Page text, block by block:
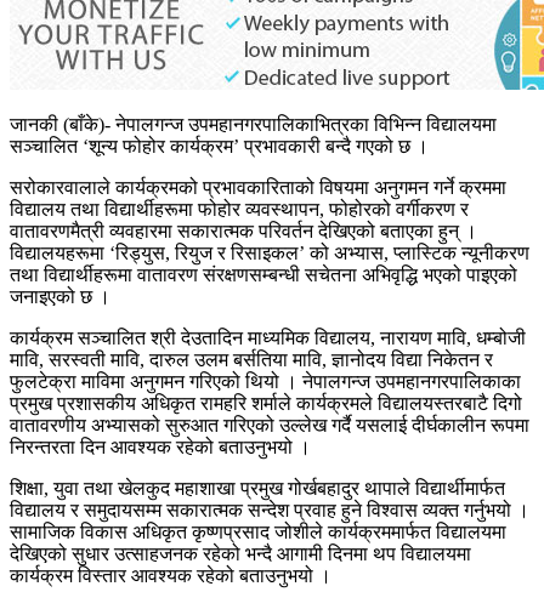
जानकी (बाँके)- नेपालगन्ज उपमहानगरपालिकाभित्रका विभिन्न विद्यालयमा
सञ्चालित ‘शून्य फोहोर कार्यक्रम’ प्रभावकारी बन्दै गएको छ ।
सरोकारवालाले कार्यक्रमको प्रभावकारिताको विषयमा अनुगमन गर्ने क्रममा
विद्यालय तथा विद्यार्थीहरूमा फोहोर व्यवस्थापन, फोहोरको वर्गीकरण र
वातावरणमैत्री व्यवहारमा सकारात्मक परिवर्तन देखिएको बताएका हुन् ।
विद्यालयहरूमा ‘रिड्युस, रियुज र रिसाइकल’ को अभ्यास, प्लास्टिक न्यूनीकरण
तथा विद्यार्थीहरूमा वातावरण संरक्षणसम्बन्धी सचेतना अभिवृद्धि भएको पाइएको
जनाइएको छ ।
कार्यक्रम सञ्चालित श्री देउतादिन माध्यमिक विद्यालय, नारायण मावि, धम्बोजी
मावि, सरस्वती मावि, दारुल उलम बर्सतिया मावि, ज्ञानोदय विद्या निकेतन र
फुलटेक्रा माविमा अनुगमन गरिएको थियो । नेपालगन्ज उपमहानगरपालिकाका
प्रमुख प्रशासकीय अधिकृत रामहरि शर्माले कार्यक्रमले विद्यालयस्तरबाटै दिगो
वातावरणीय अभ्यासको सुरुआत गरिएको उल्लेख गर्दै यसलाई दीर्घकालीन रूपमा
निरन्तरता दिन आवश्यक रहेको बताउनुभयो ।
शिक्षा, युवा तथा खेलकुद महाशाखा प्रमुख गोर्खबहादुर थापाले विद्यार्थीमार्फत
विद्यालय र समुदायसम्म सकारात्मक सन्देश प्रवाह हुने विश्वास व्यक्त गर्नुभयो ।
सामाजिक विकास अधिकृत कृष्णप्रसाद जोशीले कार्यक्रममार्फत विद्यालयमा
देखिएको सुधार उत्साहजनक रहेको भन्दै आगामी दिनमा थप विद्यालयमा
कार्यक्रम विस्तार आवश्यक रहेको बताउनुभयो ।